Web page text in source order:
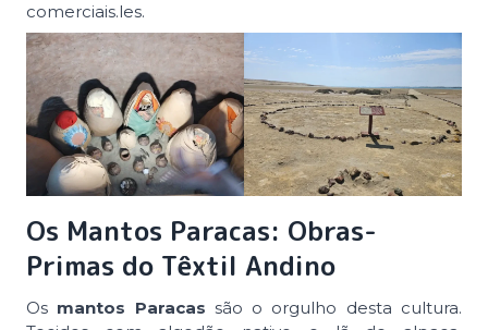
comerciais.les.
Os Mantos Paracas: Obras-
Primas do Têxtil Andino
Os mantos Paracas são o orgulho desta cultura.